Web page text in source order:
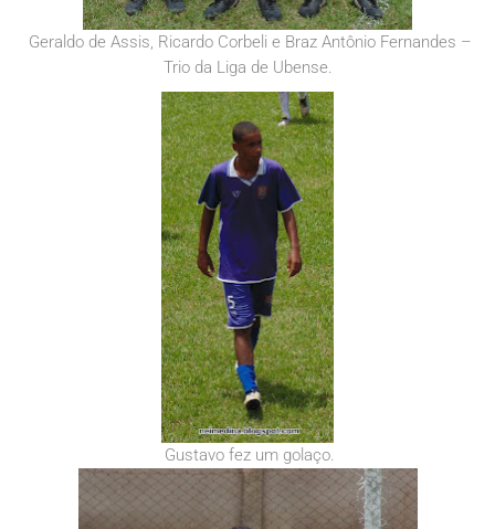
Geraldo de Assis, Ricardo Corbeli e Braz Antônio Fernandes –
Trio da Liga de Ubense.
Gustavo fez um golaço.